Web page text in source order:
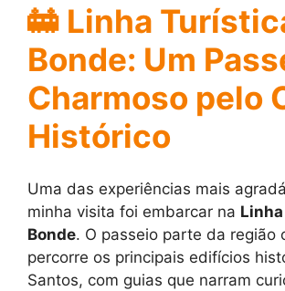
🚋 Linha
Bonde: Um
Charmoso pelo
Histórico
Uma das experiências mais
minha visita foi embarcar na
Bonde. O passeio parte da região
percorre os principais edifícios
Santos, com guias que narram